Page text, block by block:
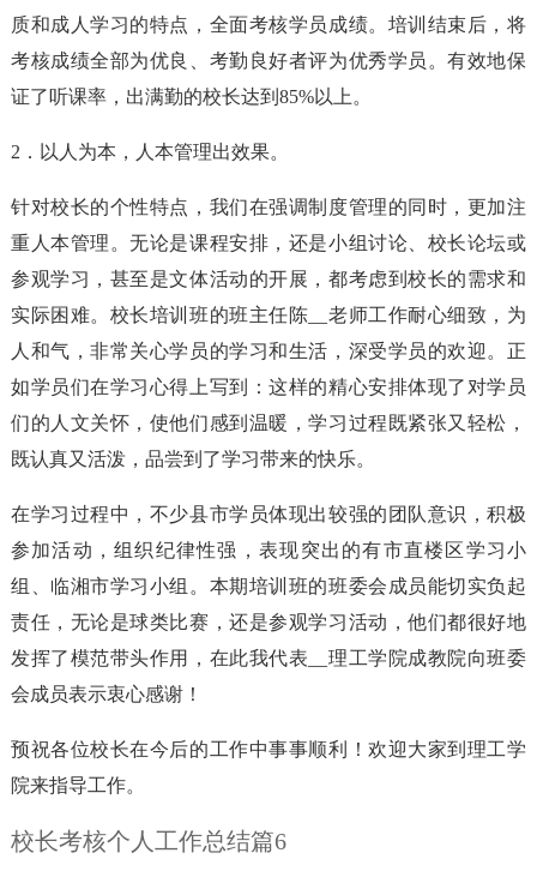
质和成人学习的特点，全面考核学员成绩。培训结束后，将
考核成绩全部为优良、考勤良好者评为优秀学员。有效地保
证了听课率，出满勤的校长达到85%以上。
2．以人为本，人本管理出效果。
针对校长的个性特点，我们在强调制度管理的同时，更加注
重人本管理。无论是课程安排，还是小组讨论、校长论坛或
参观学习，甚至是文体活动的开展，都考虑到校长的需求和
实际困难。校长培训班的班主任陈__老师工作耐心细致，为
人和气，非常关心学员的学习和生活，深受学员的欢迎。正
如学员们在学习心得上写到：这样的精心安排体现了对学员
们的人文关怀，使他们感到温暖，学习过程既紧张又轻松，
既认真又活泼，品尝到了学习带来的快乐。
在学习过程中，不少县市学员体现出较强的团队意识，积极
参加活动，组织纪律性强，表现突出的有市直楼区学习小
组、临湘市学习小组。本期培训班的班委会成员能切实负起
责任，无论是球类比赛，还是参观学习活动，他们都很好地
发挥了模范带头作用，在此我代表__理工学院成教院向班委
会成员表示衷心感谢！
预祝各位校长在今后的工作中事事顺利！欢迎大家到理工学
院来指导工作。
校长考核个人工作总结篇6